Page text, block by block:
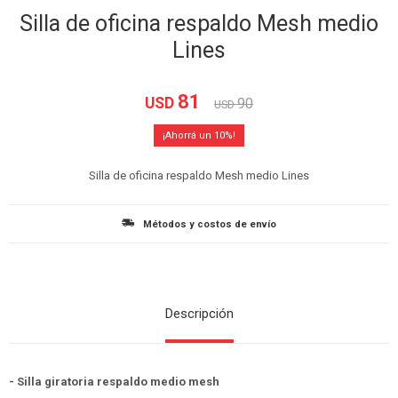
Silla de oficina respaldo Mesh medio
Lines
USD 81 USD 90
10
Silla de oficina respaldo Mesh medio Lines
Métodos y costos de envío
Descripción
- Silla giratoria respaldo medio mesh